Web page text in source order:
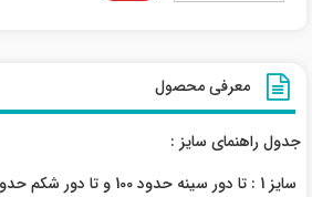
معرفی محصول
جدول راهنمای سایز :
سایز 1 : تا دور سینه حدود 100 و تا دور شکم حدود 100